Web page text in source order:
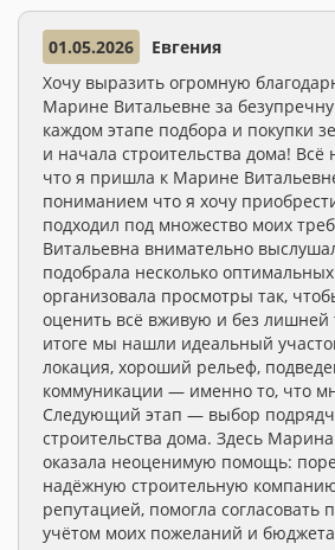
01.05.2026
Евгения
Хочу выразить огромную
Марине Витальевне за
каждом этапе подбора и покупки
и начала строительства дома! Всё
что я пришла к Марине
пониманием что я хочу
подходил под множество моих
Витальевна внимательно
подобрала несколько
организовала просмотры так,
оценить всё вживую и без
итоге мы нашли идеальный
локация, хороший рельеф,
коммуникации — именно то, что
Следующий этап — выбор
строительства дома. Здесь
оказала неоценимую помощь:
надёжную строительную
репутацией, помогла согласовать
учётом моих пожеланий и